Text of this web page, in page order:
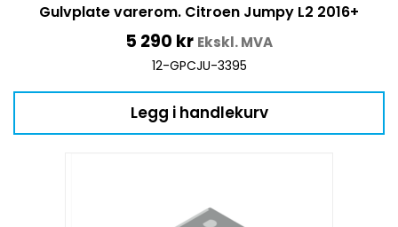
Gulvplate varerom. Citroen Jumpy L2 2016+
5 290 kr Ekskl. MVA
12-GPCJU-3395
Legg i handlekurv